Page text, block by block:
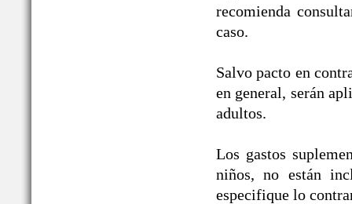
recomienda
caso.
Salvo pacto en
en general, serán
adultos.
Los gastos
niños, no están
especifique lo